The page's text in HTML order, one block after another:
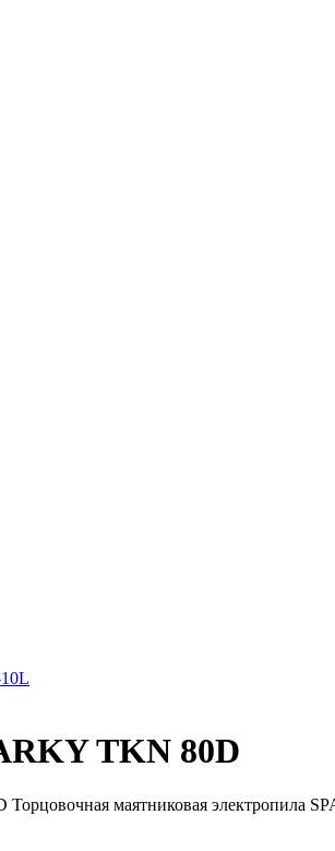
TKN 80D
маятниковая электропила